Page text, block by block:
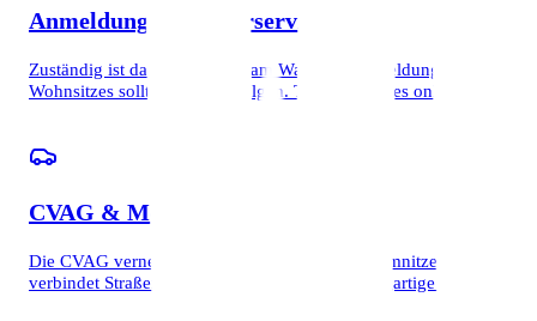
Anmeldung & Bürgerservice
Zuständig ist das Bürgerhaus am Wall. Die Anmeldung des
Wohnsitzes sollte zeitnah erfolgen. Termine gibt es online.
CVAG & Mobilität
Die CVAG vernetzt Stadt und Umland. Das Chemnitzer Modell
verbindet Straßenbahn und Eisenbahn auf einzigartige Weise.